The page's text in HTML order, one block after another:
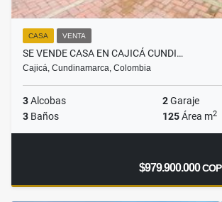
CASA VENTA
SE VENDE CASA EN CAJICÁ CUNDI…
Cajicá, Cundinamarca, Colombia
3Alcobas 2Garaje
3 Baños 125Área m2
$979.900.000COP